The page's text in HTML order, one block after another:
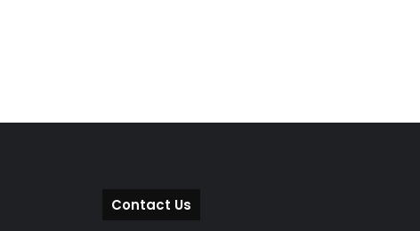
Contact Us